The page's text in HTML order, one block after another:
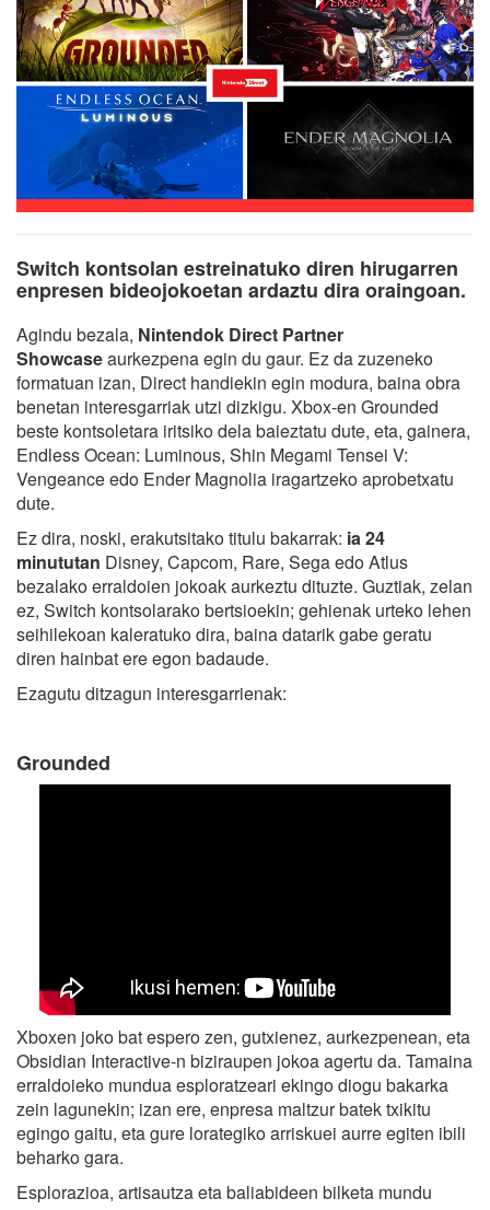
Switch kontsolan estreinatuko diren hirugarren
enpresen bideojokoetan ardaztu dira oraingoan.
Agindu bezala, Nintendok Direct Partner
Showcaseaurkezpena egin du gaur. Ez da zuzeneko
formatuan izan, Direct handiekin egin modura, baina obra
benetan interesgarriak utzi dizkigu. Xbox-en Grounded
beste kontsoletara iritsiko dela baieztatu dute, eta, gainera,
Endless Ocean: Luminous, Shin Megami Tensei V:
Vengeance edo Ender Magnolia iragartzeko aprobetxatu
dute.
Ez dira, noski, erakutsitako titulu bakarrak: ia 24
minututan Disney, Capcom, Rare, Sega edo Atlus
bezalako erraldoien jokoak aurkeztu dituzte. Guztiak, zelan
ez, Switch kontsolarako bertsioekin; gehienak urteko lehen
seihilekoan kaleratuko dira, baina datarik gabe geratu
diren hainbat ere egon badaude.
Ezagutu ditzagun interesgarrienak:
Grounded
Xboxen joko bat espero zen, gutxienez, aurkezpenean, eta
Obsidian Interactive-n biziraupen jokoa agertu da. Tamaina
erraldoieko mundua esploratzeari ekingo diogu bakarka
zein lagunekin; izan ere, enpresa maltzur batek txikitu
egingo gaitu, eta gure lorategiko arriskuei aurre egiten ibili
beharko gara.
Esplorazioa, artisautza eta baliabideen bilketa mundu